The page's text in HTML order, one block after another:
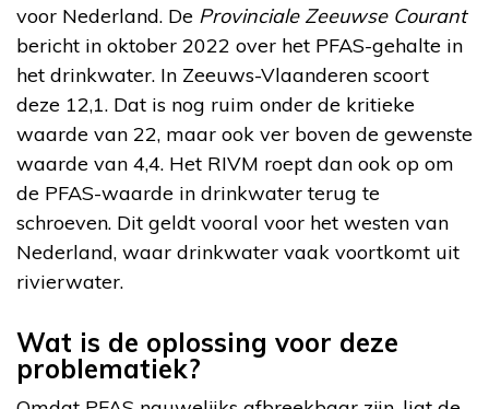
voor Nederland. De Provinciale Zeeuwse Courant
bericht in oktober 2022 over het PFAS-gehalte in
het drinkwater. In Zeeuws-Vlaanderen scoort
deze 12,1. Dat is nog ruim onder de kritieke
waarde van 22, maar ook ver boven de gewenste
waarde van 4,4. Het RIVM roept dan ook op om
de PFAS-waarde in drinkwater terug te
schroeven. Dit geldt vooral voor het westen van
Nederland, waar drinkwater vaak voortkomt uit
rivierwater.
Wat is de oplossing voor deze
problematiek?